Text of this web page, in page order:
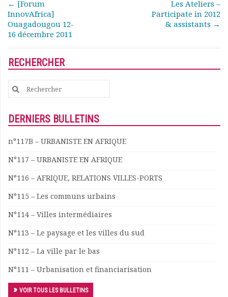
Matinales
Nos partenaires
Evénements
Documents
Les adhérents
Annuaire
Offres d’emploi
Actualités
Post navigation
← [Forum
InnovAfrica]
Ouagadougou 12-
16 décembre 2011
Les Ateliers –
Participate in 2012
& assistants →
RECHERCHER
Search
for:
DERNIERS BULLETINS
n°117B – URBANISTE EN AFRIQUE
N°117 – URBANISTE EN AFRIQUE
N°116 – AFRIQUE, RELATIONS VILLES-PORTS
N°115 – Les communs urbains
N°114 – Villes intermédiaires
N°113 – Le paysage et les villes du sud
N°112 – La ville par le bas
N°111 – Urbanisation et financiarisation
VOIR TOUS LES BULLETINS